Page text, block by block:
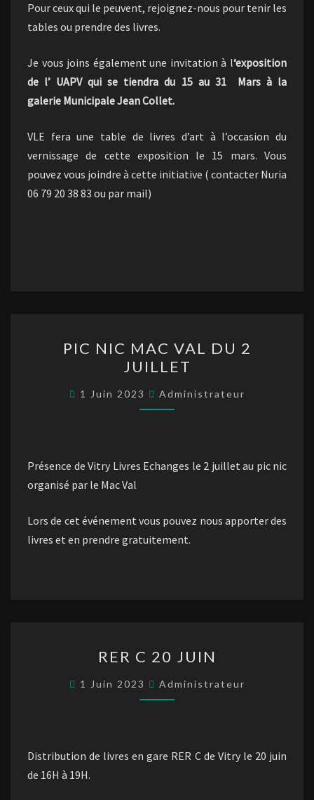
Pour ceux qui le peuvent, rejoignez-nous pour tenir les
tables ou prendre des livres.
Je vous joins également une invitation à l‘exposition
de l’ UAPV qui se tiendra du 15 au 31 Mars à la
galerie Municipale Jean Collet.
VLE fera une table de livres d’art à l’occasion du
vernissage de cette exposition le 15 mars. Vous
pouvez vous joindre à cette initiative ( contacter Nuria
06 79 20 38 83 ou par mail)
NIC
MAC
VAL
DU
PIC NIC MAC VAL DU 2
JUILLET
1 Juin 2023 Administrateur
Présence de Vitry Livres Echanges le 2 juillet au pic nic
organisé par le Mac Val
Lors de cet événement vous pouvez nous apporter des
livres et en prendre gratuitement.
C
20
JUIN
RER C 20 JUIN
1 Juin 2023 Administrateur
Distribution de livres en gare RER C de Vitry le 20 juin
de 16H à 19H.